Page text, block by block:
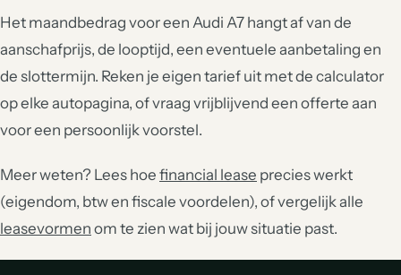
Het maandbedrag voor een Audi A7 hangt af van de
aanschafprijs, de looptijd, een eventuele aanbetaling en
de slottermijn. Reken je eigen tarief uit met de calculator
op elke autopagina, of vraag vrijblijvend een offerte aan
voor een persoonlijk voorstel.
Meer weten? Lees hoe financial lease precies werkt
(eigendom, btw en fiscale voordelen), of vergelijk alle
leasevormen om te zien wat bij jouw situatie past.